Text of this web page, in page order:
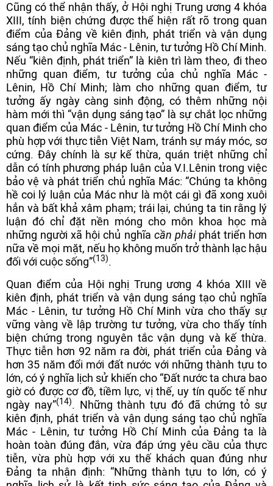
Cũng có thể nhận thấy, ở Hội nghị Trung ương 4 khóa
XIII, tính biện chứng được thể hiện rất rõ trong quan
điểm của Đảng về kiên định, phát triển và vận dụng
sáng tạo chủ nghĩa Mác - Lênin, tư tưởng Hồ Chí Minh.
Nếu “kiên định, phát triển” là kiên trì làm theo, đi theo
những quan điểm, tư tưởng của chủ nghĩa Mác -
Lênin, Hồ Chí Minh; làm cho những quan điểm, tư
tưởng ấy ngày càng sinh động, có thêm những nội
hàm mới thì “vận dụng sáng tạo” là sự chắt lọc những
quan điểm của Mác - Lênin, tư tưởng Hồ Chí Minh cho
phù hợp với thực tiễn Việt Nam, tránh sự máy móc, sơ
cứng. Đây chính là sự kế thừa, quán triệt những chỉ
dẫn có tính phương pháp luận của V.I.Lênin trong việc
bảo vệ và phát triển chủ nghĩa Mác: “Chúng ta không
hề coi lý luận của Mác như là một cái gì đã xong xuôi
hẳn và bất khả xâm phạm; trái lại, chúng ta tin rằng lý
luận đó chỉ đặt nền móng cho môn khoa học mà
những người xã hội chủ nghĩa cần phảiphát triển hơn
nữa về mọi mặt, nếu họ không muốn trở thành lạc hậu
đối với cuộc sống”(13).
Quan điểm của Hội nghị Trung ương 4 khóa XIII về
kiên định, phát triển và vận dụng sáng tạo chủ nghĩa
Mác - Lênin, tư tưởng Hồ Chí Minh vừa cho thấy sự
vững vàng về lập trường tư tưởng, vừa cho thấy tính
biện chứng trong nguyên tắc vận dụng và kế thừa.
Thực tiễn hơn 92 năm ra đời, phát triển của Đảng và
hơn 35 năm đổi mới đất nước với những thành tựu to
lớn, có ý nghĩa lịch sử khiến cho “Đất nước ta chưa bao
giờ có được cơ đồ, tiềm lực, vị thế, uy tín quốc tế như
ngày nay”(14). Những thành tựu đó đã chứng tỏ sự
kiên định, phát triển và vận dụng sáng tạo chủ nghĩa
Mác - Lênin, tư tưởng Hồ Chí Minh của Đảng ta là
hoàn toàn đúng đắn, vừa đáp ứng yêu cầu của thực
tiễn, vừa phù hợp với xu thế khách quan đúng như
Đảng ta nhận định: “Những thành tựu to lớn, có ý